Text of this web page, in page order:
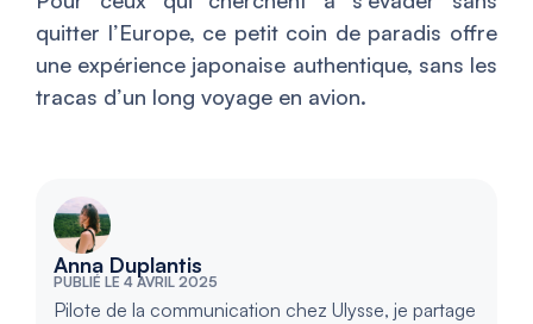
quitter l’Europe, ce petit coin de paradis offre
une expérience japonaise authentique, sans les
tracas d’un long voyage en avion.
Anna Duplantis
PUBLIÉ LE 4 AVRIL 2025
Pilote de la communication chez Ulysse, je partage